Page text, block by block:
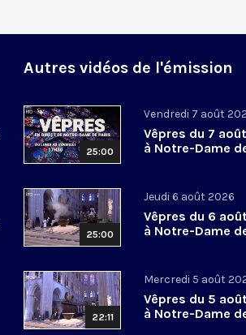
Autres vidéos de l'émission
25:00
Vendredi 7 août
Vêpres du 7
à Notre-Dame
25:00
Jeudi 6 août 2026
Vêpres du 6
à Notre-Dame
22:11
Mercredi 5 août
Vêpres du 5
à Notre-Dame